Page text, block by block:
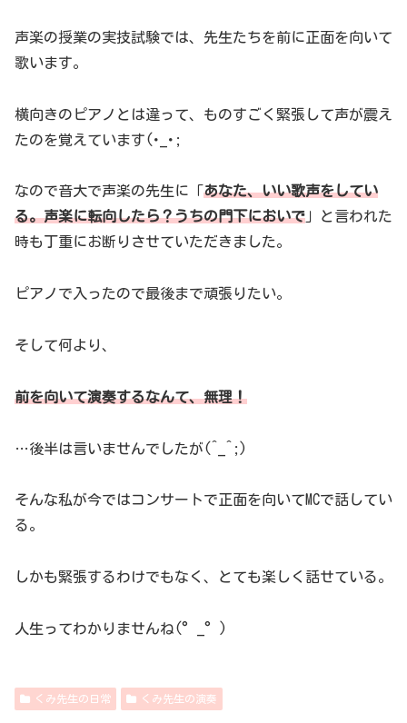
声楽の授業の実技試験では、先生たちを前に正面を向いて
歌います。
横向きのピアノとは違って、ものすごく緊張して声が震え
たのを覚えています(･_･;
なので音大で声楽の先生に「あなた、いい歌声をしてい
る。声楽に転向したら？うちの門下においで 」と言われた
時も丁重にお断りさせていただきました。
ピアノで入ったので最後まで頑張りたい。
そして何より、
前を向いて演奏するなんて、無理！
…後半は言いませんでしたが(^_^;)
そんな私が今ではコンサートで正面を向いてMCで話してい
る。
しかも緊張するわけでもなく、とても楽しく話せている。
人生ってわかりませんね(°_°)
くみ先生の日常 くみ先生の演奏